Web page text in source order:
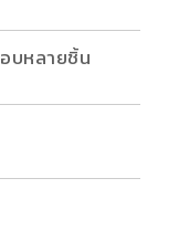
บหลายชิ้น